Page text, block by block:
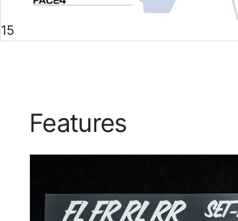
15
Features